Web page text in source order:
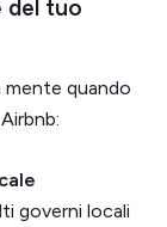
del tuo
quando
governi locali